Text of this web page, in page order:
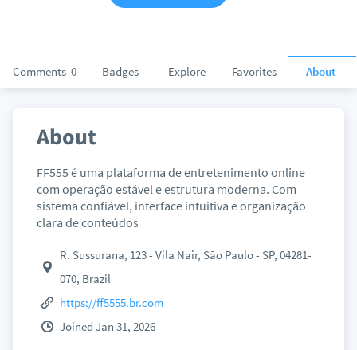
Comments 0 Badges Explore Favorites About
About
FF555 é uma plataforma de entretenimento online
com operação estável e estrutura moderna. Com
sistema confiável, interface intuitiva e organização
clara de conteúdos
R. Sussurana, 123 - Vila Nair, São Paulo - SP, 04281-
070, Brazil
https://ff5555.br.com
Joined Jan 31, 2026